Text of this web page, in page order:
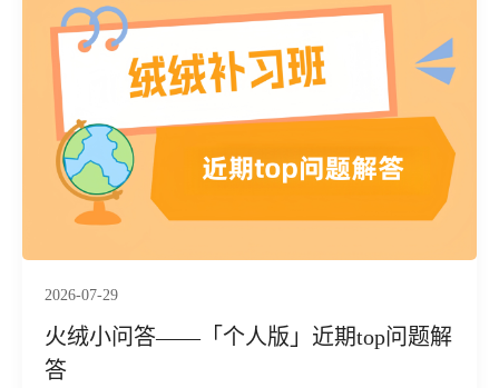
程，规避用户态终端检测与响应（EDR）系统的拦截；同
时，通过注册表写入、创建伪装为 Edge 浏览器更新的计划
任务（以 SYSTEM 权限每分钟触发一次）以及部署
PowerShell 脚本，构建多重冗余的持久化机制。最终释放的
thumbs!Edge为功能完备的远控后门，连接硬编码的命令与
控制（C2）服务器地址 8.218.106.149:7000，该远控内置56
条指令，覆盖下载执行、插件加载、TCP 中继、键盘记录及
破坏性清理等操作。目前，火绒安全产品已经实现对该行为
的拦截与查杀。
2026-07-29
火绒小问答——「个人版」近期top问题解
答